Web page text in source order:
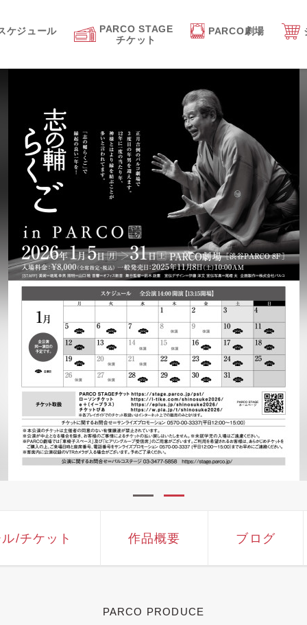
ケジュール
PARCO STAGE
チケット
PARCO劇場
/チケット 作品概要 ブログ
PARCO PRODUCE